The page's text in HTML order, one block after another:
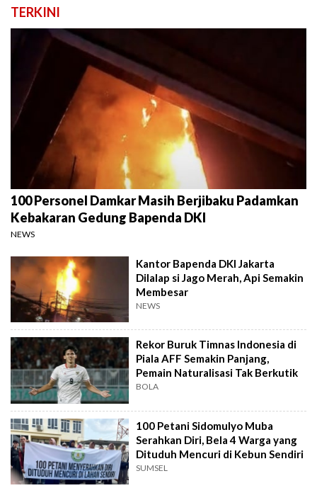
TERKINI
100 Personel Damkar Masih Berjibaku Padamkan
Kebakaran Gedung Bapenda DKI
NEWS
Kantor Bapenda DKI Jakarta
Dilalap si Jago Merah, Api Semakin
Membesar
NEWS
Rekor Buruk Timnas Indonesia di
Piala AFF Semakin Panjang,
Pemain Naturalisasi Tak Berkutik
BOLA
100 Petani Sidomulyo Muba
Serahkan Diri, Bela 4 Warga yang
Dituduh Mencuri di Kebun Sendiri
SUMSEL